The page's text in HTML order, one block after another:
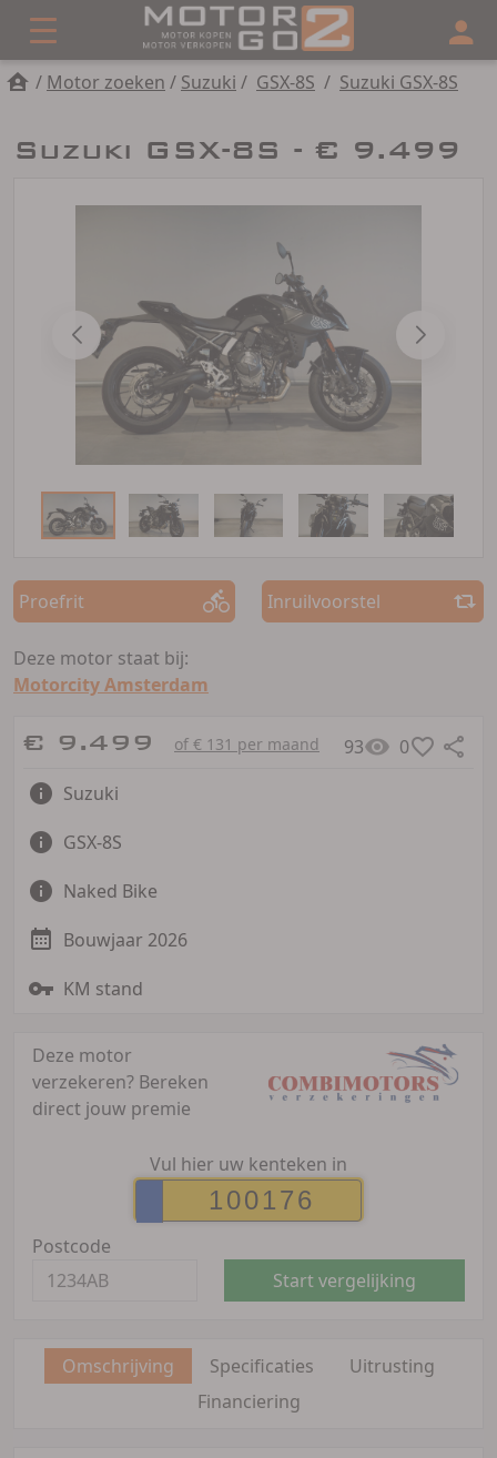
/ Motor zoeken / Suzuki / GSX-8S / Suzuki GSX-8S
Suzuki GSX-8S - € 9.499
Proefrit Inruilvoorstel
Deze motor staat bij:
Motorcity Amsterdam
€ 9.499 of € 131 per maand 93
0
Suzuki
GSX-8S
Naked Bike
Bouwjaar 2026
KM stand
Deze motor
verzekeren? Bereken
direct jouw premie
Vul hier uw kenteken in
Postcode
Start vergelijking
Omschrijving Specificaties
Uitrusting
Financiering